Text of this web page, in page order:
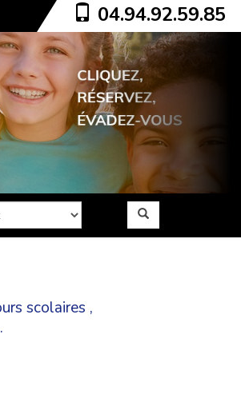
04.94.92.59.85
scolaires ,
.